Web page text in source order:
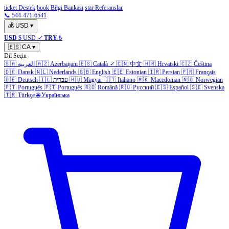
ticket Destek book Bilgi Bankası star Referanslar
📞 544-471-6541
💰 USD ▾
USD $ USD ✓ TRY ₺
🇪🇸 CA ▾
Dil Seçin
🇸🇦 العربية 🇦🇿 Azerbaijani 🇪🇸 Català ✓ 🇨🇳 中文 🇭🇷 Hrvatski 🇨🇿 Čeština
🇩🇰 Dansk 🇳🇱 Nederlands 🇬🇧 English 🇪🇪 Estonian 🇮🇷 Persian 🇫🇷 Français
🇩🇪 Deutsch 🇮🇱 עברית 🇭🇺 Magyar 🇮🇹 Italiano 🇲🇰 Macedonian 🇳🇴 Norwegian
🇵🇹 Português 🇵🇹 Português 🇷🇴 Română 🇷🇺 Русский 🇪🇸 Español 🇸🇪 Svenska
🇹🇷 Türkçe 🌐 Українська